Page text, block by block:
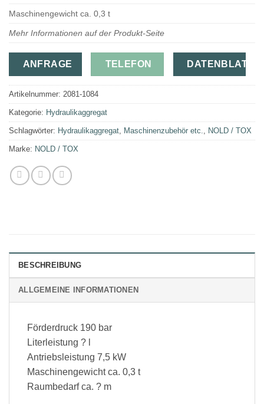
Maschinengewicht ca. 0,3 t
Mehr Informationen auf der Produkt-Seite
ANFRAGE TELEFON DATENBLATT
Artikelnummer: 2081-1084
Kategorie: Hydraulikaggregat
Schlagwörter: Hydraulikaggregat, Maschinenzubehör etc., NOLD / TOX
Marke: NOLD / TOX
BESCHREIBUNG
ALLGEMEINE INFORMATIONEN
Förderdruck 190 bar
Literleistung ? l
Antriebsleistung 7,5 kW
Maschinengewicht ca. 0,3 t
Raumbedarf ca. ? m